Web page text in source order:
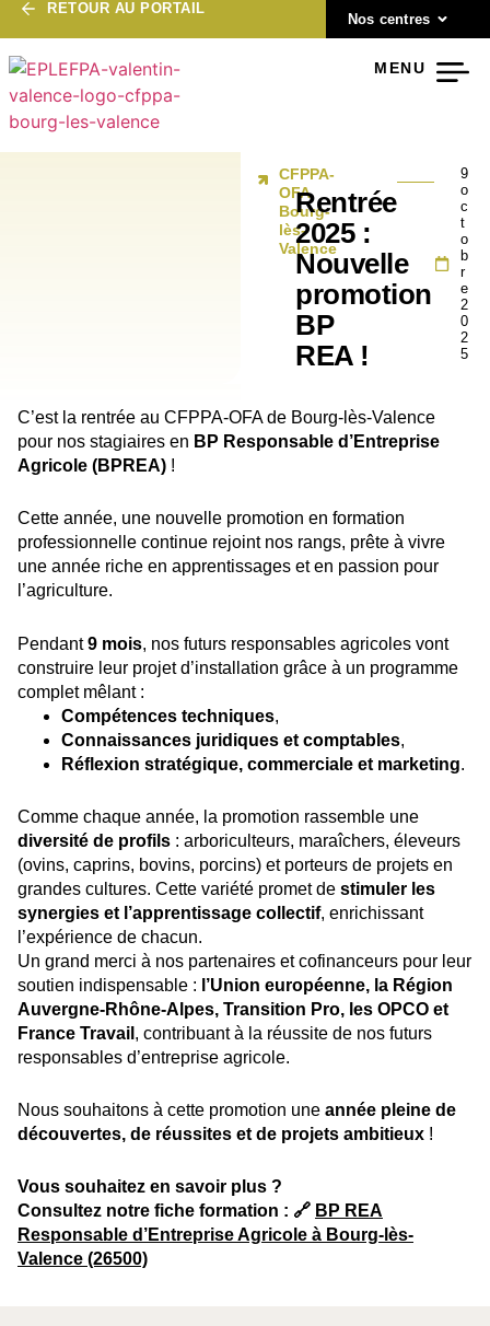
RETOUR AU PORTAIL
Nos centres
MENU
CFPPA-
OFA
Bourg-
lès-
Valence
Rentrée
2025 :
Nouvelle
promotion
BP
REA !
9
o
c
t
o
b
r
e
2
0
2
5
C’est la rentrée au CFPPA-OFA de Bourg-lès-Valence
pour nos stagiaires en BP Responsable d’Entreprise
Agricole (BPREA) !
Cette année, une nouvelle promotion en formation
professionnelle continue rejoint nos rangs, prête à vivre
une année riche en apprentissages et en passion pour
l’agriculture.
Pendant9 mois, nos futurs responsables agricoles vont
construire leur projet d’installation grâce à un programme
complet mêlant :
Compétences techniques,
Connaissances juridiques et comptables,
Réflexion stratégique, commerciale et marketing.
Comme chaque année, la promotion rassemble une
diversité de profils : arboriculteurs, maraîchers, éleveurs
(ovins, caprins, bovins, porcins) et porteurs de projets en
grandes cultures. Cette variété promet de stimuler les
synergies et l’apprentissage collectif, enrichissant
l’expérience de chacun.
Un grand merci à nos partenaires et cofinanceurs pour leur
soutien indispensable : l’Union européenne, la Région
Auvergne-Rhône-Alpes, Transition Pro, les OPCO et
France Travail , contribuant à la réussite de nos futurs
responsables d’entreprise agricole.
Nous souhaitons à cette promotion une année pleine de
découvertes, de réussites et de projets ambitieux !
Vous souhaitez en savoir plus ?
Consultez notre fiche formation : 🔗 BP REA
Responsable d’Entreprise Agricole à Bourg-lès-
Valence (26500)